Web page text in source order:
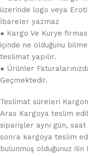
üzerinde logo veya
İbareler yazmaz
● Kargo Ve Kurye
içinde ne olduğunu
teslimat yapılır.
● Ürünler
Geçmektedir.
Teslimat süreleri
Aras Kargoya teslim
siparişler aynı gün,
sonra kargoya teslim
bulunmuş olduğunuz